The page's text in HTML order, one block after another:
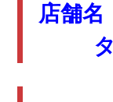
店舗